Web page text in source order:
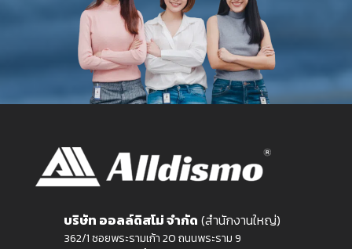
บริษัท ออลล์ดิสโม่ จำกัด (สำนักงานใหญ่)
362/1 ซอยพระรามเก้า 20 ถนนพระราม 9